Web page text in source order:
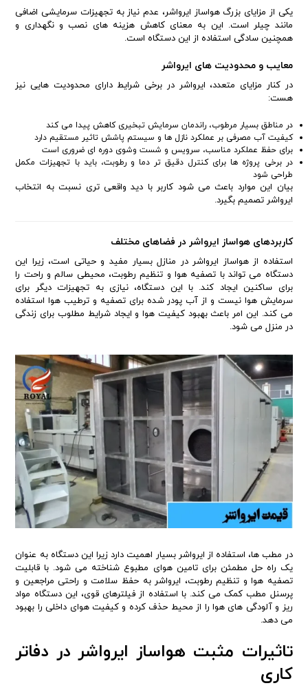
یکی از مزایای بزرگ هواساز ایرواشر، عدم نیاز به تجهیزات سرمایشی اضافی
مانند چیلر است. این به معنای کاهش هزینه های نصب و نگهداری و
همچنین سادگی استفاده از این دستگاه است.
معایب و محدودیت های ایرواشر
در کنار مزایای متعدد، ایرواشر در برخی شرایط دارای محدودیت هایی نیز
هست:
در مناطق بسیار مرطوب، راندمان سرمایش تبخیری کاهش پیدا می کند
کیفیت آب مصرفی بر عملکرد نازل ها و سیستم پاشش تاثیر مستقیم دارد
برای حفظ عملکرد مناسب، سرویس و شست وشوی دوره ای ضروری است
در برخی پروژه ها برای کنترل دقیق تر دما و رطوبت، باید با تجهیزات مکمل
طراحی شود
بیان این موارد باعث می شود کاربر با دید واقعی تری نسبت به انتخاب
ایرواشر تصمیم بگیرد.
کاربردهای هواساز ایرواشر در فضاهای مختلف
استفاده از هواساز ایرواشر در منازل بسیار مفید و حیاتی است، زیرا این
دستگاه می تواند با تصفیه هوا و تنظیم رطوبت، محیطی سالم و راحت را
برای ساکنین ایجاد کند. با این دستگاه، نیازی به تجهیزات دیگر برای
سرمایش هوا نیست و از آب پودر شده برای تصفیه و ترطیب هوا استفاده
می کند. این امر باعث بهبود کیفیت هوا و ایجاد شرایط مطلوب برای زندگی
در منزل می شود.
در مطب ها، استفاده از ایرواشر بسیار اهمیت دارد زیرا این دستگاه به عنوان
یک راه حل مطمئن برای تامین هوای مطبوع شناخته می شود. با قابلیت
تصفیه هوا و تنظیم رطوبت، ایرواشر به حفظ سلامت و راحتی مراجعین و
پرسنل مطب کمک می کند. با استفاده از فیلترهای قوی، این دستگاه مواد
ریز و آلودگی های هوا را از محیط حذف کرده و کیفیت هوای داخلی را بهبود
می دهد.
تاثیرات مثبت هواساز ایرواشر در دفاتر
کاری